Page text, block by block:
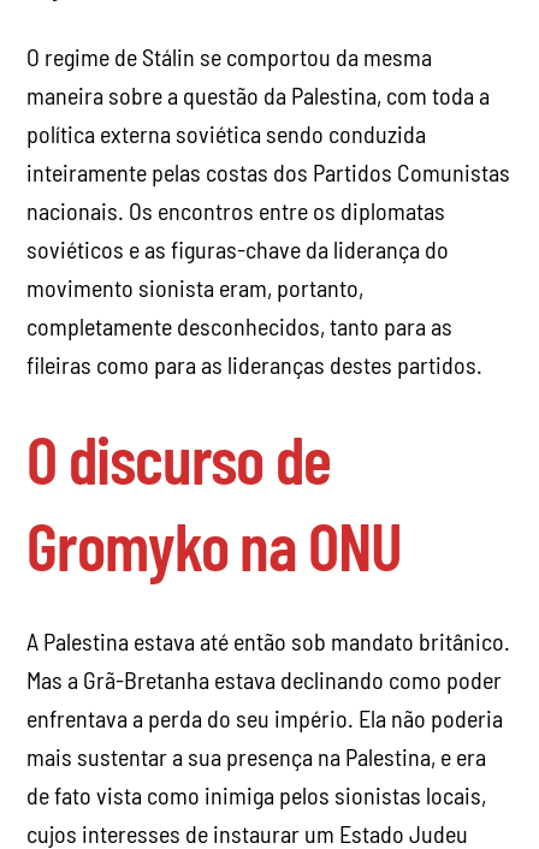
O regime de Stálin se comportou da mesma
maneira sobre a questão da Palestina, com toda a
política externa soviética sendo conduzida
inteiramente pelas costas dos Partidos Comunistas
nacionais. Os encontros entre os diplomatas
soviéticos e as figuras-chave da liderança do
movimento sionista eram, portanto,
completamente desconhecidos, tanto para as
fileiras como para as lideranças destes partidos.
O discurso de
Gromyko na ONU
A Palestina estava até então sob mandato britânico.
Mas a Grã-Bretanha estava declinando como poder
enfrentava a perda do seu império. Ela não poderia
mais sustentar a sua presença na Palestina, e era
de fato vista como inimiga pelos sionistas locais,
cujos interesses de instaurar um Estado Judeu